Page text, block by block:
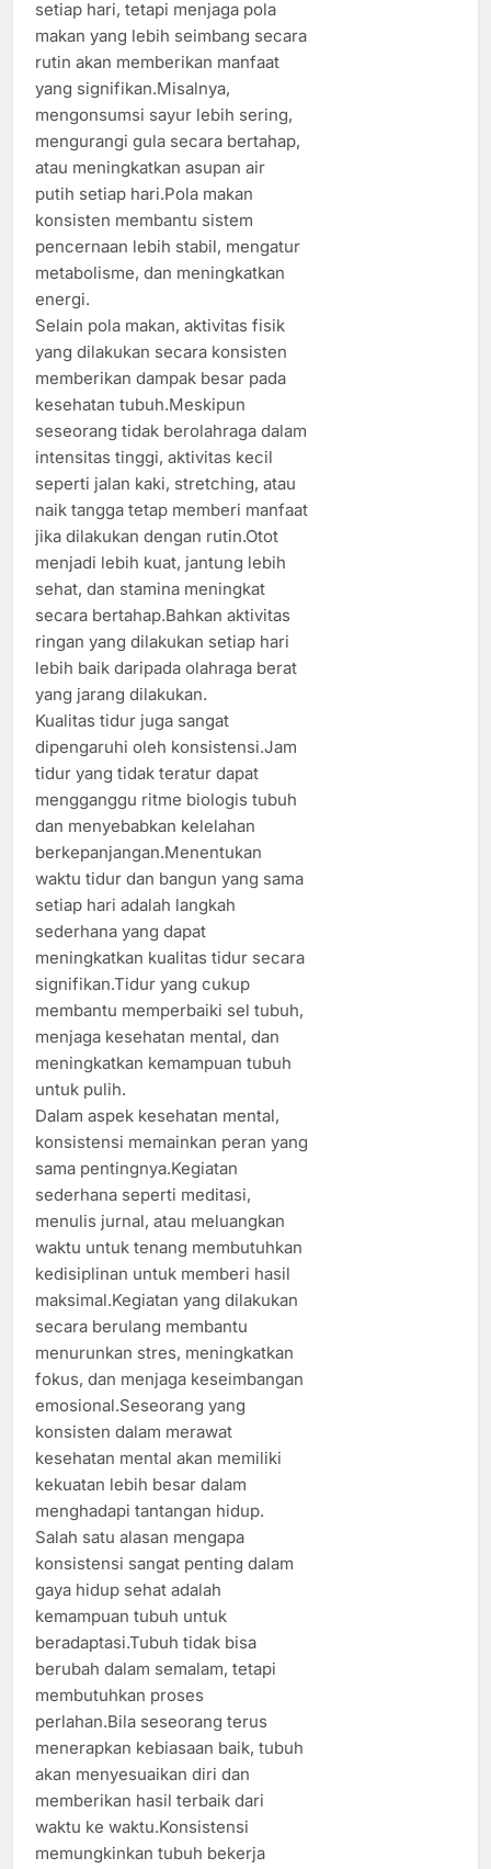
setiap hari, tetapi menjaga pola
makan yang lebih seimbang secara
rutin akan memberikan manfaat
yang signifikan.Misalnya,
mengonsumsi sayur lebih sering,
mengurangi gula secara bertahap,
atau meningkatkan asupan air
putih setiap hari.Pola makan
konsisten membantu sistem
pencernaan lebih stabil, mengatur
metabolisme, dan meningkatkan
energi.
Selain pola makan, aktivitas fisik
yang dilakukan secara konsisten
memberikan dampak besar pada
kesehatan tubuh.Meskipun
seseorang tidak berolahraga dalam
intensitas tinggi, aktivitas kecil
seperti jalan kaki, stretching, atau
naik tangga tetap memberi manfaat
jika dilakukan dengan rutin.Otot
menjadi lebih kuat, jantung lebih
sehat, dan stamina meningkat
secara bertahap.Bahkan aktivitas
ringan yang dilakukan setiap hari
lebih baik daripada olahraga berat
yang jarang dilakukan.
Kualitas tidur juga sangat
dipengaruhi oleh konsistensi.Jam
tidur yang tidak teratur dapat
mengganggu ritme biologis tubuh
dan menyebabkan kelelahan
berkepanjangan.Menentukan
waktu tidur dan bangun yang sama
setiap hari adalah langkah
sederhana yang dapat
meningkatkan kualitas tidur secara
signifikan.Tidur yang cukup
membantu memperbaiki sel tubuh,
menjaga kesehatan mental, dan
meningkatkan kemampuan tubuh
untuk pulih.
Dalam aspek kesehatan mental,
konsistensi memainkan peran yang
sama pentingnya.Kegiatan
sederhana seperti meditasi,
menulis jurnal, atau meluangkan
waktu untuk tenang membutuhkan
kedisiplinan untuk memberi hasil
maksimal.Kegiatan yang dilakukan
secara berulang membantu
menurunkan stres, meningkatkan
fokus, dan menjaga keseimbangan
emosional.Seseorang yang
konsisten dalam merawat
kesehatan mental akan memiliki
kekuatan lebih besar dalam
menghadapi tantangan hidup.
Salah satu alasan mengapa
konsistensi sangat penting dalam
gaya hidup sehat adalah
kemampuan tubuh untuk
beradaptasi.Tubuh tidak bisa
berubah dalam semalam, tetapi
membutuhkan proses
perlahan.Bila seseorang terus
menerapkan kebiasaan baik, tubuh
akan menyesuaikan diri dan
memberikan hasil terbaik dari
waktu ke waktu.Konsistensi
memungkinkan tubuh bekerja